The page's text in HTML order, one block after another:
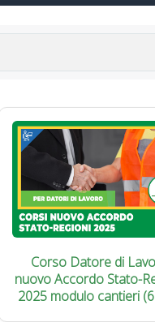
Corso Datore di
nuovo Accordo Stato-
2025 modulo cantieri